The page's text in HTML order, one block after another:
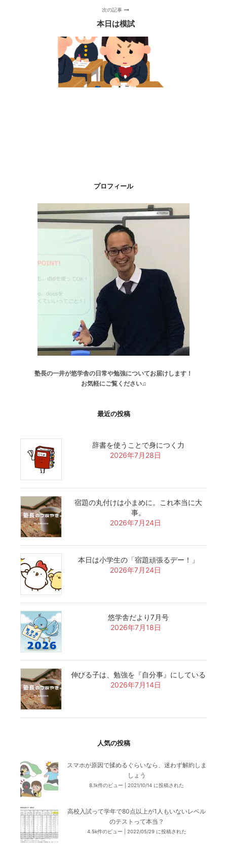
次の記事
本日は模試
プロフィール
塾長の一井が悠学舎の日常や勉強についてお届けします！
お気軽にご覧ください♫
最近の投稿
辞書を使うことで身につく力
2026年7月28日
宿題の丸付けは小まめに。これ本当に大
事。
2026年7月24日
本日は小学生の「宿題頑張るデー！」
2026年7月24日
悠学舎だより7月号
2026年7月18日
伸びる子は、勉強を『自分事』にしている
2026年7月14日
人気の投稿
スマホが原因で揉めるぐらいなら、迷わず解約しま
しょう
8.1k件のビュー 2021/10/14 に投稿された
高校入試って学年で80点以上が1人もいないレベル
のテストって本当？
4.5k件のビュー 2022/05/29 に投稿された